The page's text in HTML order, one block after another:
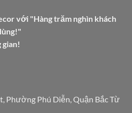
với "Hàng trăm nghìn khách
gian!
Phường Phú Diễn, Quận Bắc Từ